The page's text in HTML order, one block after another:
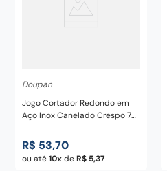
Doupan
Jogo Cortador Redondo em
Aço Inox Canelado Crespo 7
R$ 53,70
ou até10 deR$ 5,37